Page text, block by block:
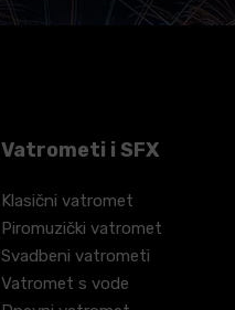
Vatrometi i SFX
Klasični vatromet
Piromuzički vatromet
Svadbeni vatrometi
Vatromet s vode